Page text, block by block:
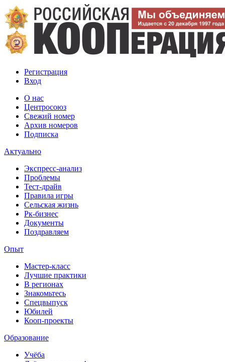
Регистрация
Вход
О нас
Центросоюз
Свежий номер
Архив номеров
Подписка
Актуально
Экспресс-анализ
Проблемы
Тест-драйв
Правила игры
Сельская жизнь
Рк-бизнес
Документы
Поздравляем
Опыт
Мастер-класс
Лучшие практики
В регионах
Знакомьтесь
Спецвыпуск
Юбилей
Кооп-проекты
Образование
Учёба